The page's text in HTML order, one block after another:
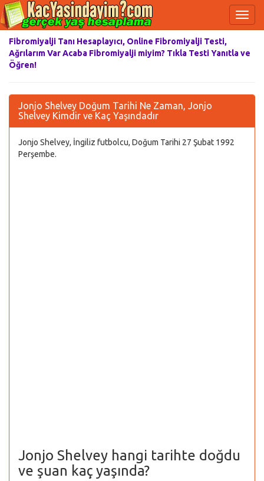
Fibromiyalji Tanı Hesaplayıcı, Online Fibromiyalji Testi,
Ağrılarım Var Acaba Fibromiyalji miyim? Tıkla Testi Yanıtla ve
Öğren!
Jonjo Shelvey Doğum Tarihi Ne Zaman, Jonjo
Shelvey Kimdir ve Kaç Yaşındadır
Jonjo Shelvey, İngiliz futbolcu, Doğum Tarihi 27 Şubat 1992
Perşembe.
Jonjo Shelvey hangi tarihte doğdu
ve şuan kaç yaşında?